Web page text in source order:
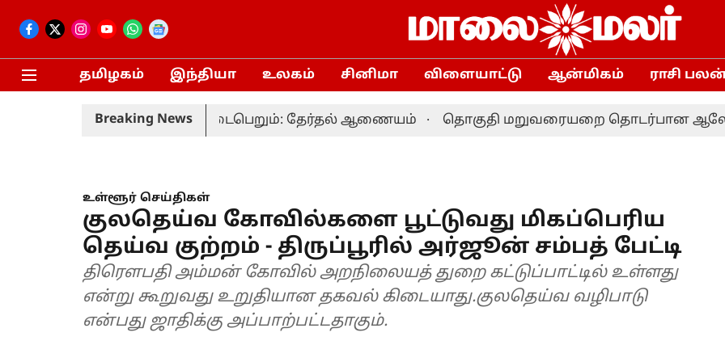
தமிழகம் இந்தியா உலகம் சினிமா விளையாட்டு ஆன்மிகம் ராசி
Breaking News
வரும் 20-ம் தேதி நடைபெறும்: தேர்தல் ஆணையம் தொகுதி மறுவரையறை தொடர்பான ஆலோசனை:
உள்ளூர் செய்திகள்
குலதெய்வ கோவில்களை பூட்டுவது மிகப்பெரிய
தெய்வ குற்றம் - திருப்பூரில் அர்ஜூன் சம்பத் பேட்டி
திரெளபதி அம்மன் கோவில் அறநிலையத் துறை கட்டுப்பாட்டில் உள்ளது
என்று கூறுவது உறுதியான தகவல் கிடையாது.குலதெய்வ வழிபாடு
என்பது ஜாதிக்கு அப்பாற்பட்டதாகும்.